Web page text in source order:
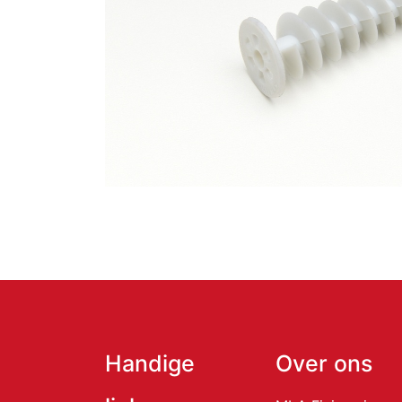
Handige
Over ons